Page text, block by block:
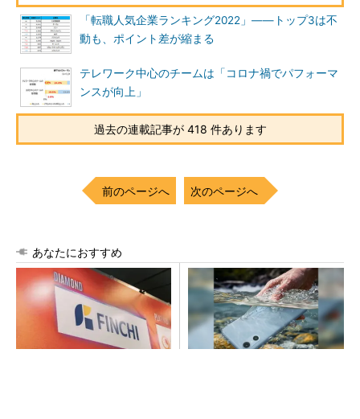
「転職人気企業ランキング2022」――トップ3は不
動も、ポイント差が縮まる
テレワーク中心のチームは「コロナ禍でパフォーマ
ンスが向上」
過去の連載記事が 418 件あります
前のページへ 次のページへ
あなたにおすすめ